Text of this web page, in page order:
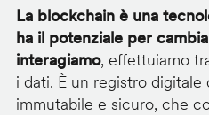
La blockchain è una
ha il potenziale per
interagiamo, effettuiamo
i dati. È un registro digitale
immutabile e sicuro, che